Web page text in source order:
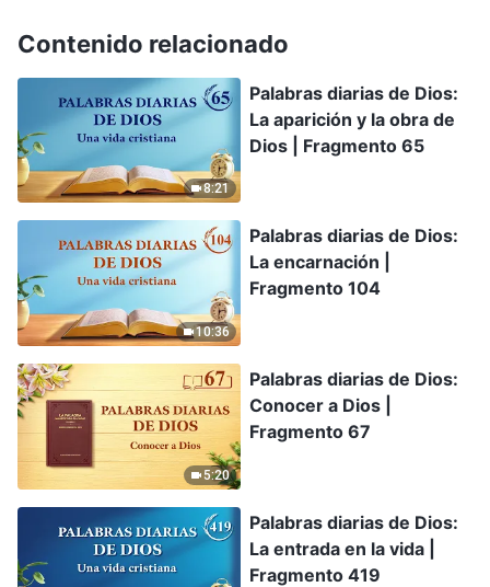
Contenido relacionado
8:21
Palabras diarias de Dios:
La aparición y la obra de
Dios | Fragmento 65
10:36
Palabras diarias de Dios:
La encarnación |
Fragmento 104
5:20
Palabras diarias de Dios:
Conocer a Dios |
Fragmento 67
Palabras diarias de Dios:
La entrada en la vida |
Fragmento 419